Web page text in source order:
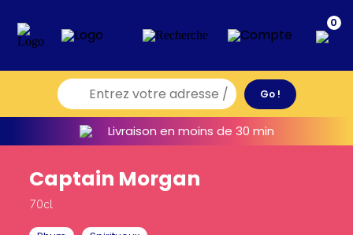
0
Livraison en moins de 30 min
Captain Morgan
70cl